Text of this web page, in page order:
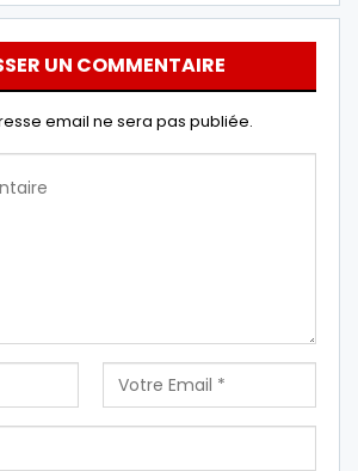
UN COMMENTAIRE
email ne sera pas publiée.